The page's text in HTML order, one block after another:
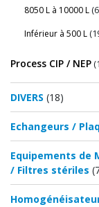
8050 L à 10000 L
Inférieur à 500 L
Process CIP / NEP
DIVERS (18)
Echangeurs /
Equipements de
/ Filtres stériles